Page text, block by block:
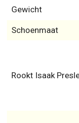
Gewicht
Schoenmaat
Rookt Isaak